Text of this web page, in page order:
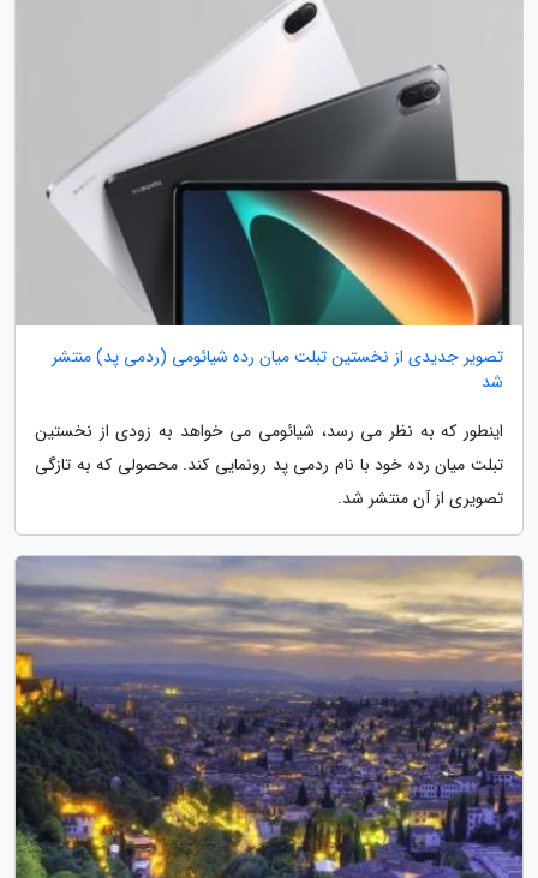
تصویر جدیدی از نخستین تبلت میان رده شیائومی (ردمی پد) منتشر
شد
اینطور که به نظر می رسد، شیائومی می خواهد به زودی از نخستین
تبلت میان رده خود با نام ردمی پد رونمایی کند. محصولی که به تازگی
تصویری از آن منتشر شد.